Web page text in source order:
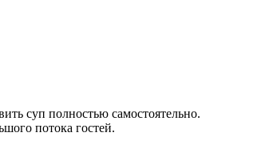
суп полностью самостоятельно.
потока гостей.